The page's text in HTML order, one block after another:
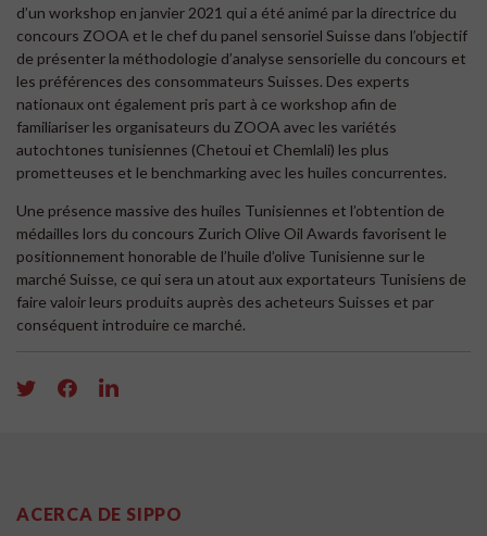
d’un workshop en janvier 2021 qui a été animé par la directrice du
concours ZOOA et le chef du panel sensoriel Suisse dans l’objectif
de présenter la méthodologie d’analyse sensorielle du concours et
les préférences des consommateurs Suisses. Des experts
nationaux ont également pris part à ce workshop afin de
familiariser les organisateurs du ZOOA avec les variétés
autochtones tunisiennes (Chetoui et Chemlali) les plus
prometteuses et le benchmarking avec les huiles concurrentes.
Une présence massive des huiles Tunisiennes et l’obtention de
médailles lors du concours Zurich Olive Oil Awards favorisent le
positionnement honorable de l’huile d’olive Tunisienne sur le
marché Suisse, ce qui sera un atout aux exportateurs Tunisiens de
faire valoir leurs produits auprès des acheteurs Suisses et par
conséquent introduire ce marché.
ACERCA DE SIPPO